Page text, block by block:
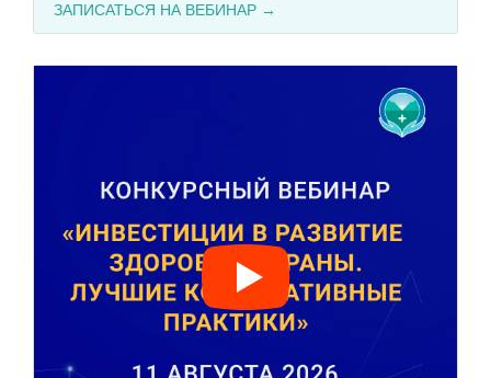
ЗАПИСАТЬСЯ НА ВЕБИНАР →